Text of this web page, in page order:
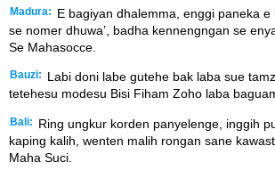
Madura:
E bagiyan dhalemma, enggi paneka
se nomer dhuwa’, badha kennengngan se
Se Mahasocce.
Bauzi:
Labi doni labe gutehe bak laba sue
tetehesu modesu Bisi Fiham Zoho laba
Bali:
Ring ungkur korden panyelenge, inggih
kaping kalih, wenten malih rongan sane
Maha Suci.